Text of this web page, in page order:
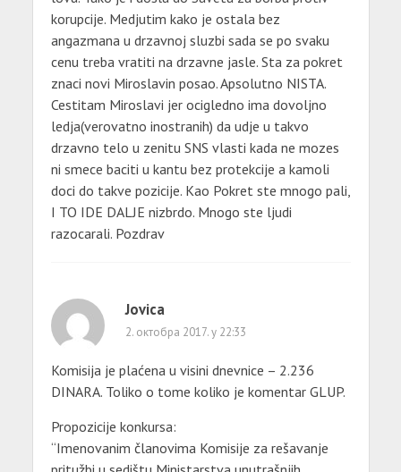
korupcije. Medjutim kako je ostala bez
angazmana u drzavnoj sluzbi sada se po svaku
cenu treba vratiti na drzavne jasle. Sta za pokret
znaci novi Miroslavin posao. Apsolutno NISTA.
Cestitam Miroslavi jer ocigledno ima dovoljno
ledja(verovatno inostranih) da udje u takvo
drzavno telo u zenitu SNS vlasti kada ne mozes
ni smece baciti u kantu bez protekcije a kamoli
doci do takve pozicije. Kao Pokret ste mnogo pali,
I TO IDE DALJE nizbrdo. Mnogo ste ljudi
razocarali. Pozdrav
Jovica
2. октобра 2017. у 22:33
Komisija je plaćena u visini dnevnice – 2.236
DINARA. Toliko o tome koliko je komentar GLUP.
Propozicije konkursa:
“Imenovanim članovima Komisije za rešavanje